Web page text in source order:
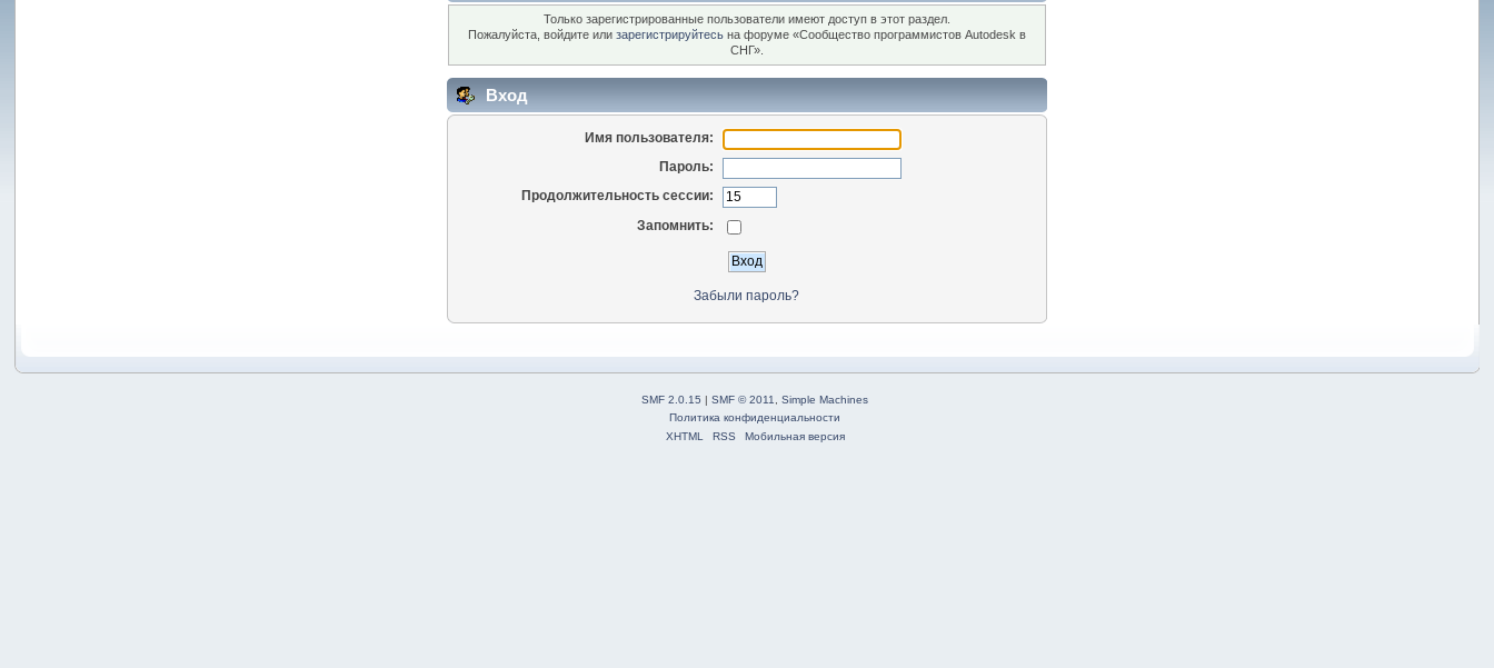
Только зарегистрированные пользователи имеют доступ в этот раздел.
Пожалуйста, войдите или зарегистрируйтесьна форуме «Сообщество программистов Autodesk в
СНГ».
Вход
Имя пользователя:
Пароль:
Продолжительность сессии:
Запомнить:
Забыли пароль?
SMF 2.0.15 |SMF © 2011 ,Simple Machines
Политика конфиденциальности
XHTML
RSS Мобильная версия